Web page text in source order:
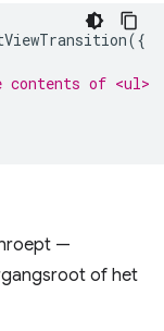
({
contents of <ul>
—
of het